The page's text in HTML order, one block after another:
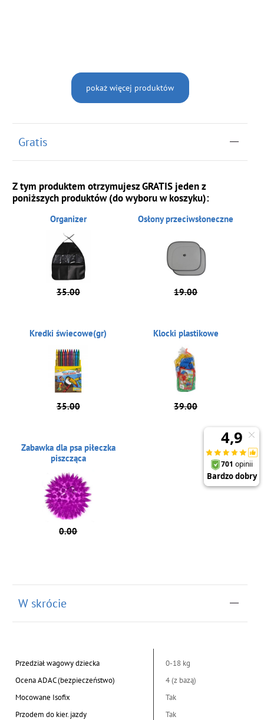
pokaż więcej produktów
Gratis
Z tym produktem otrzymujesz GRATIS jeden z
poniższych produktów (do wyboru w koszyku):
Organizer
35.00
Osłony przeciwsłoneczne
19.00
Kredki świecowe(gr)
35.00
Klocki plastikowe
39.00
Zabawka dla psa piłeczka
piszcząca
0.00
W skrócie
Przedział wagowy dziecka
0-18 kg
Ocena ADAC (bezpieczeństwo)
4 (z bazą)
Mocowane Isofix
Tak
Przodem do kier. jazdy
Tak